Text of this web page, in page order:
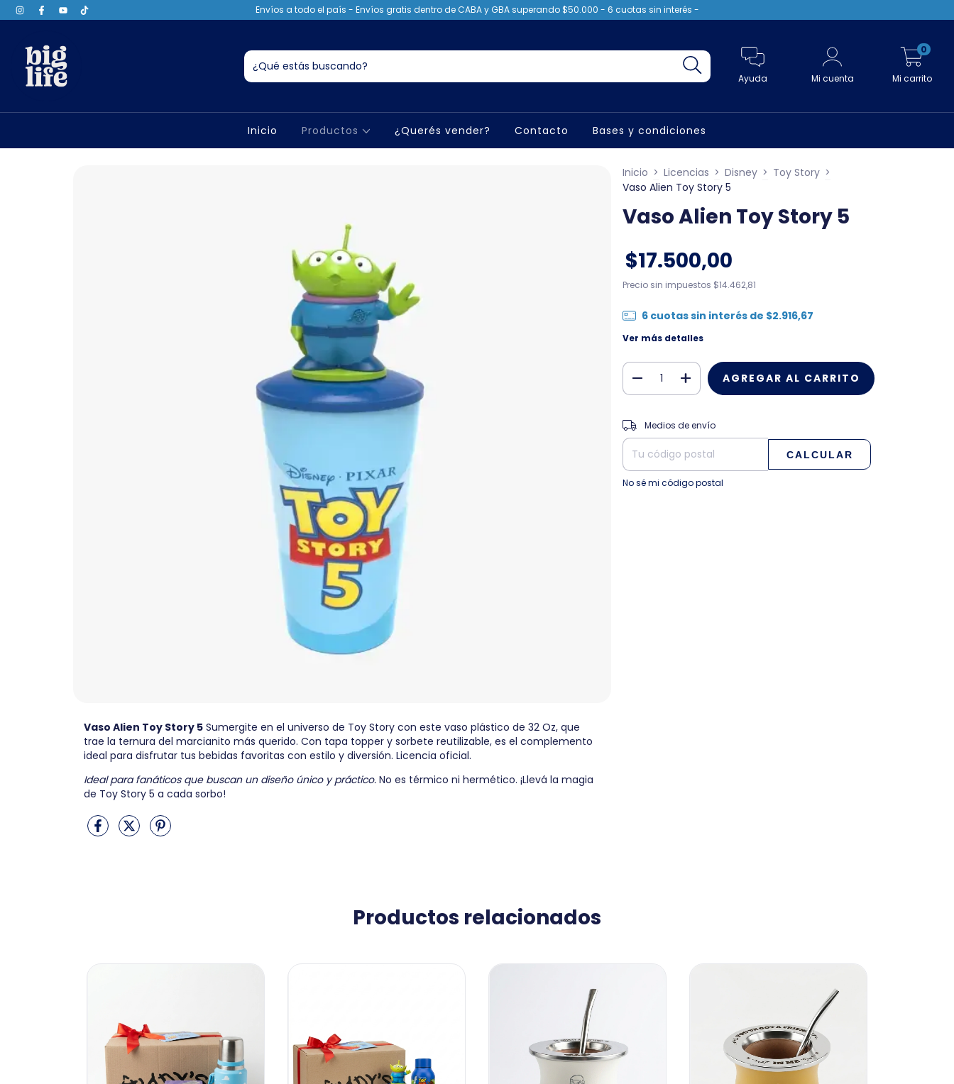
Envíos a todo el país - Envíos gratis dentro de CABA y GBA superando $50.000 - 6 cuotas sin interés -
Ayuda Mi cuenta Mi carrito
0
Inicio Productos ¿Querés vender? Contacto Bases y condiciones
Vaso Alien Toy Story 5 Sumergite en el universo de Toy Story con este vaso plástico de 32 Oz, que
trae la ternura del marcianito más querido. Con tapa topper y sorbete reutilizable, es el complemento
ideal para disfrutar tus bebidas favoritas con estilo y diversión. Licencia oficial.
Ideal para fanáticos que buscan un diseño único y práctico. No es térmico ni hermético. ¡Llevá la magia
de Toy Story 5 a cada sorbo!
Inicio > Licencias > Disney > Toy Story >
Vaso Alien Toy Story 5
Vaso Alien Toy Story 5
$17.500,00
Precio sin impuestos $14.462,81
6 cuotas sin interés de $2.916,67
Ver más detalles
Entregas para el CP:
Medios de envío
CALCULAR
No sé mi código postal
Productos relacionados